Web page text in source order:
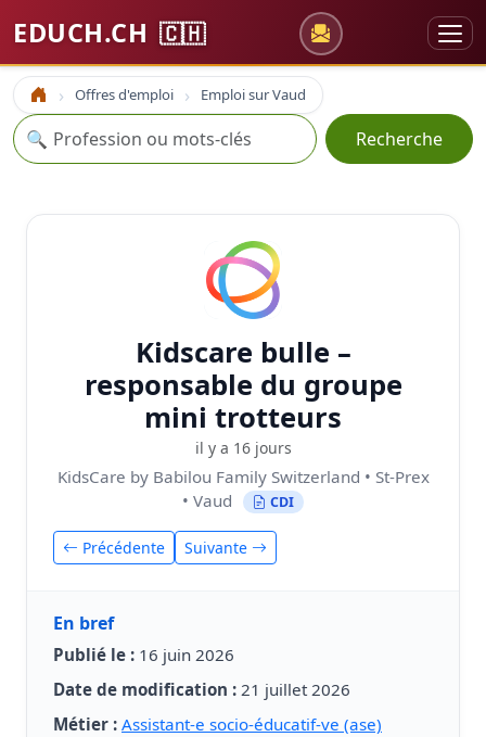
EDUCH.CH 🇨🇭
Accueil Offres d'emploi Emploi sur Vaud
Recherche
🔍 Recherche
Kidscare bulle –
responsable du groupe
mini trotteurs
il y a 16 jours
KidsCare by Babilou Family Switzerland • St-Prex
• Vaud
CDI
Précédente Suivante
En bref
Publié le : 16 juin 2026
Date de modification : 21 juillet 2026
Métier : Assistant-e socio-éducatif-ve (ase)